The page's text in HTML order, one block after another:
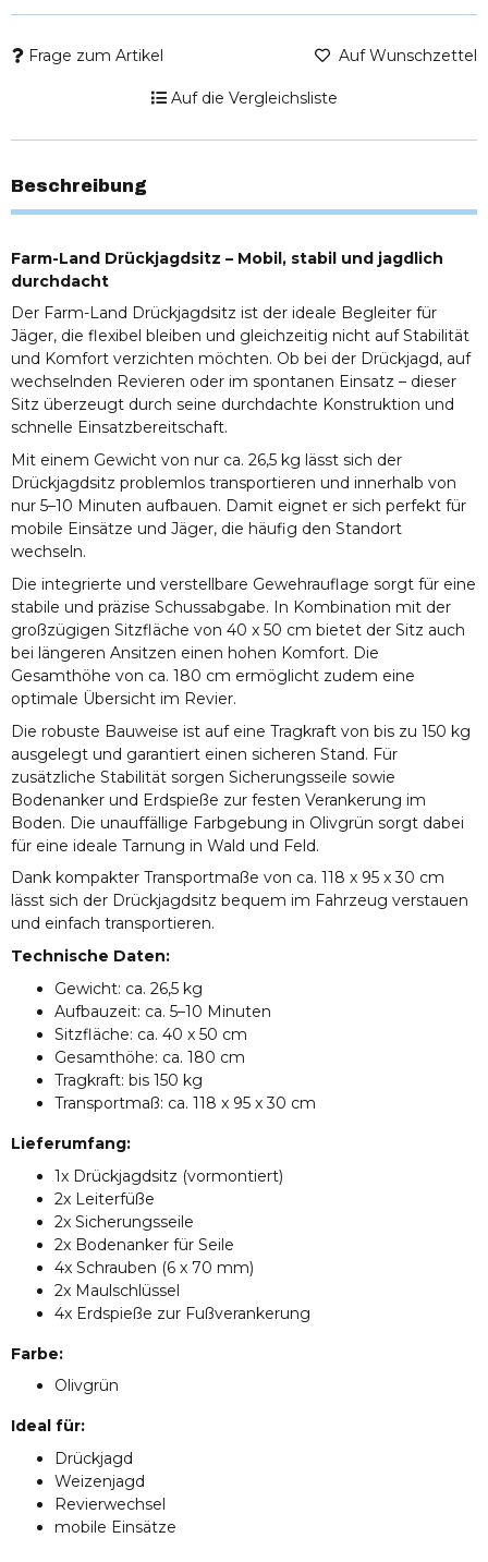
Frage zum Artikel Auf Wunschzettel
Auf die Vergleichsliste
Beschreibung
Farm-Land Drückjagdsitz – Mobil, stabil und jagdlich
durchdacht
Der Farm-Land Drückjagdsitz ist der ideale Begleiter für
Jäger, die flexibel bleiben und gleichzeitig nicht auf Stabilität
und Komfort verzichten möchten. Ob bei der Drückjagd, auf
wechselnden Revieren oder im spontanen Einsatz – dieser
Sitz überzeugt durch seine durchdachte Konstruktion und
schnelle Einsatzbereitschaft.
Mit einem Gewicht von nur ca. 26,5 kg lässt sich der
Drückjagdsitz problemlos transportieren und innerhalb von
nur 5–10 Minuten aufbauen. Damit eignet er sich perfekt für
mobile Einsätze und Jäger, die häufig den Standort
wechseln.
Die integrierte und verstellbare Gewehrauflage sorgt für eine
stabile und präzise Schussabgabe. In Kombination mit der
großzügigen Sitzfläche von 40 x 50 cm bietet der Sitz auch
bei längeren Ansitzen einen hohen Komfort. Die
Gesamthöhe von ca. 180 cm ermöglicht zudem eine
optimale Übersicht im Revier.
Die robuste Bauweise ist auf eine Tragkraft von bis zu 150 kg
ausgelegt und garantiert einen sicheren Stand. Für
zusätzliche Stabilität sorgen Sicherungsseile sowie
Bodenanker und Erdspieße zur festen Verankerung im
Boden. Die unauffällige Farbgebung in Olivgrün sorgt dabei
für eine ideale Tarnung in Wald und Feld.
Dank kompakter Transportmaße von ca. 118 x 95 x 30 cm
lässt sich der Drückjagdsitz bequem im Fahrzeug verstauen
und einfach transportieren.
Technische Daten:
Gewicht: ca. 26,5 kg
Aufbauzeit: ca. 5–10 Minuten
Sitzfläche: ca. 40 x 50 cm
Gesamthöhe: ca. 180 cm
Tragkraft: bis 150 kg
Transportmaß: ca. 118 x 95 x 30 cm
Lieferumfang:
1x Drückjagdsitz (vormontiert)
2x Leiterfüße
2x Sicherungsseile
2x Bodenanker für Seile
4x Schrauben (6 x 70 mm)
2x Maulschlüssel
4x Erdspieße zur Fußverankerung
Farbe:
Olivgrün
Ideal für:
Drückjagd
Weizenjagd
Revierwechsel
mobile Einsätze